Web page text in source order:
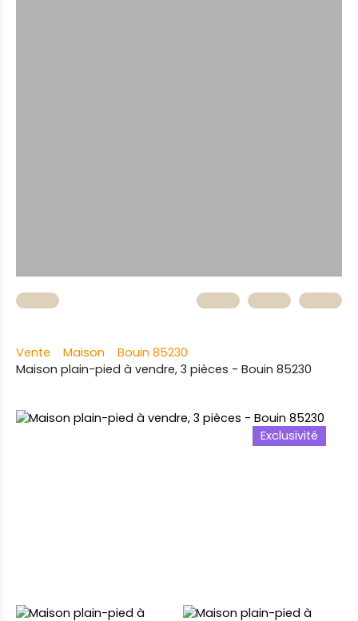
Vente Maison
Bouin 85230
Maison plain-pied à vendre, 3 pièces - Bouin 85230
Exclusivité